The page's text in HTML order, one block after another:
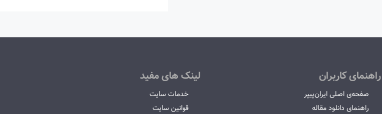
راهنمای کاربران
صفحه‌ی اصلی ایران‌پیپر
راهنمای دانلود مقاله
لینک های مفید
خدمات سایت
قوانین سایت